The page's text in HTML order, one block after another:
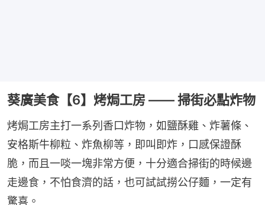
葵廣美食【6】烤焗工房 —— 掃街必點炸物
烤焗工房主打一系列香口炸物，如鹽酥雞、炸薯條、
安格斯牛柳粒、炸魚柳等，即叫即炸，口感保證酥
脆，而且一啖一塊非常方便，十分適合掃街的時候邊
走邊食，不怕食濟的話，也可試試撈公仔麵，一定有
驚喜。